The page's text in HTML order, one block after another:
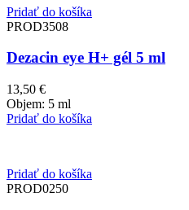
Pridať do košíka
PROD3508
Dezacin eye H+ gél 5 ml
13,50 €
Objem: 5 ml
Pridať do košíka
Pridať do košíka
PROD0250